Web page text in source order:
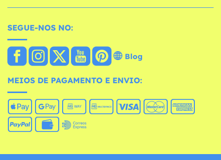
SEGUE-NOS NO:
Blog
MEIOS DE PAGAMENTO E ENVIO: